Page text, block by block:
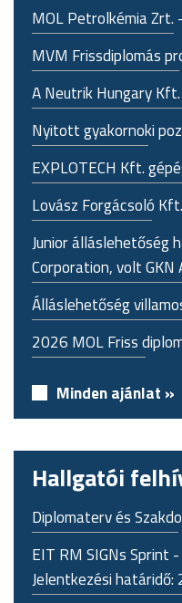
MOL Petrolkémia Zrt.
MVM Frissdiplomás
A Neutrik Hungary
Nyitott gyakornoki
EXPLOTECH Kft.
Lovász Forgácsoló
Junior álláslehetőség
Corporation, volt
Álláslehetőség
2026 MOL Friss
Minden ajánlat »
Hallgatói
Diplomaterv és
EIT RM SIGNs Sprint
Jelentkezési határidő: